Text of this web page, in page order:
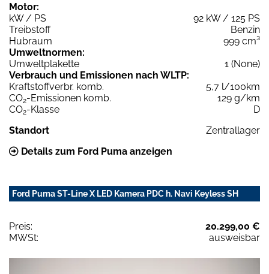
Motor:
kW / PS
92 kW / 125 PS
Treibstoff
Benzin
Hubraum
999 cm³
Umweltnormen:
Umweltplakette
1 (None)
Verbrauch und Emissionen nach WLTP:
Kraftstoffverbr. komb.
5,7 l/100km
CO2-Emissionen komb.
129 g/km
CO2-Klasse
D
Standort
Zentrallager
Details zum Ford Puma anzeigen
Ford Puma ST-Line X LED Kamera PDC h. Navi Keyless SH
Preis:
20.299,00 €
MWSt:
ausweisbar